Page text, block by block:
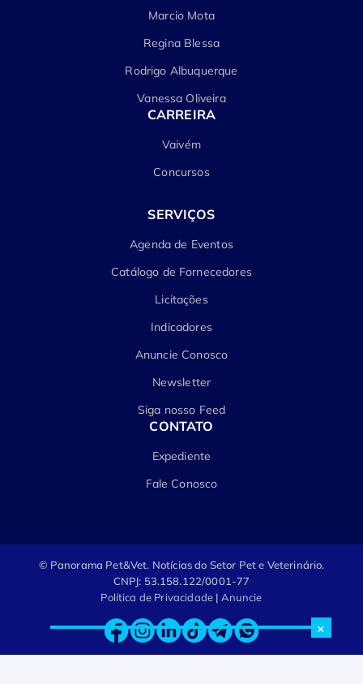
×
Marcio Mota
Regina Blessa
Rodrigo Albuquerque
Vanessa Oliveira
CARREIRA
Vaivém
Concursos
SERVIÇOS
Agenda de Eventos
Catálogo de Fornecedores
Licitações
Indicadores
Anuncie Conosco
Newsletter
Siga nosso Feed
CONTATO
Expediente
Fale Conosco
© Panorama Pet&Vet. Notícias do Setor Pet e Veterinário.
CNPJ: 53.158.122/0001-77
Política de Privacidade | Anuncie